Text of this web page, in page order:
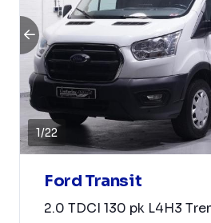
1/22
Ford Transit
2.0 TDCI 130 pk L4H3